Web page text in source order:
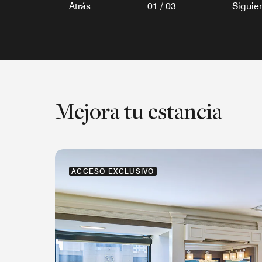
Atrás 01 / 03
Mejora tu estancia
ACCESO EXCLUSIVO